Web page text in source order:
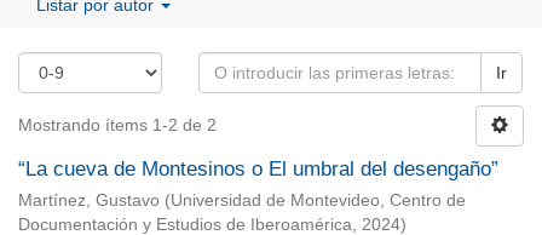
Listar por autor
Ir
Mostrando ítems 1-2 de 2
“La cueva de Montesinos o El umbral del desengaño”
Martínez, Gustavo (Universidad de Montevideo, Centro de
Documentación y Estudios de Iberoamérica, 2024)